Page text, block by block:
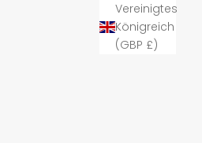
Vereinigtes
Königreich
(GBP £)